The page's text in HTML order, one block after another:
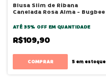
Blusa Slim de Ribana
Canelada Rosa Alma - Bugbee
ATÉ 35% OFF EM QUANTIDADE
R$109,90
COMPRAR 5em estoque